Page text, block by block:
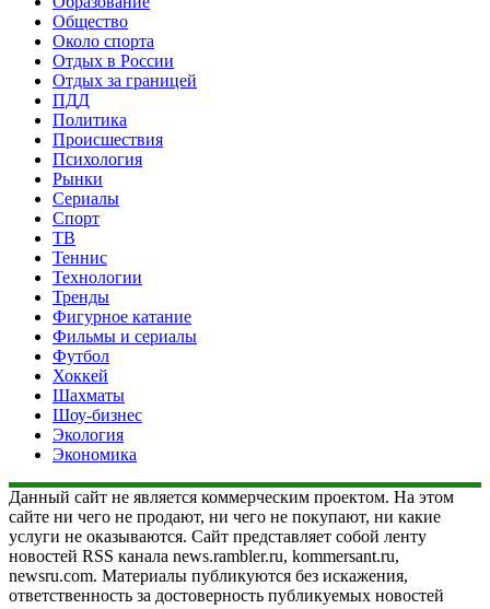
Общество
Около спорта
Отдых в России
Отдых за границей
ПДД
Политика
Происшествия
Психология
Рынки
Сериалы
Спорт
ТВ
Теннис
Технологии
Тренды
Фигурное катание
Фильмы и сериалы
Футбол
Хоккей
Шахматы
Шоу-бизнес
Экология
Экономика
Данный сайт не является коммерческим проектом. На этом
сайте ни чего не продают, ни чего не покупают, ни какие
услуги не оказываются. Сайт представляет собой ленту
новостей RSS канала news.rambler.ru, kommersant.ru,
newsru.com. Материалы публикуются без искажения,
ответственность за достоверность публикуемых новостей